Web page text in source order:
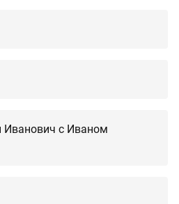
Иванович с Иваном